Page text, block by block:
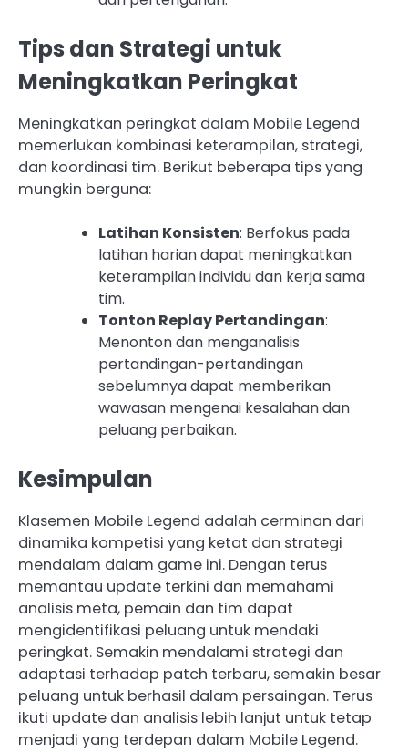
Tips dan Strategi untuk
Meningkatkan Peringkat
Meningkatkan peringkat dalam Mobile Legend
memerlukan kombinasi keterampilan, strategi,
dan koordinasi tim. Berikut beberapa tips yang
mungkin berguna:
Latihan Konsisten: Berfokus pada
latihan harian dapat meningkatkan
keterampilan individu dan kerja sama
tim.
Tonton Replay Pertandingan:
Menonton dan menganalisis
pertandingan-pertandingan
sebelumnya dapat memberikan
wawasan mengenai kesalahan dan
peluang perbaikan.
Kesimpulan
Klasemen Mobile Legend adalah cerminan dari
dinamika kompetisi yang ketat dan strategi
mendalam dalam game ini. Dengan terus
memantau update terkini dan memahami
analisis meta, pemain dan tim dapat
mengidentifikasi peluang untuk mendaki
peringkat. Semakin mendalami strategi dan
adaptasi terhadap patch terbaru, semakin besar
peluang untuk berhasil dalam persaingan. Terus
ikuti update dan analisis lebih lanjut untuk tetap
menjadi yang terdepan dalam Mobile Legend.